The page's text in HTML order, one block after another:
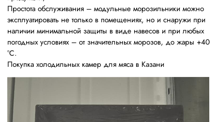
Простота обслуживания – модульные морозильники можно
эксплуатировать не только в помещениях, но и снаружи при
наличии минимальной защиты в виде навесов и при любых
погодных условиях – от значительных морозов, до жары +40
°С.
Покупка холодильных камер для мяса в Казани